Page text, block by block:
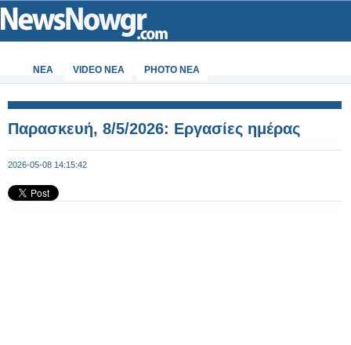
ΝΕΑ VIDEO NEA PHOTO NEA
Παρασκευή, 8/5/2026: Εργασίες ημέρας
2026-05-08 14:15:42